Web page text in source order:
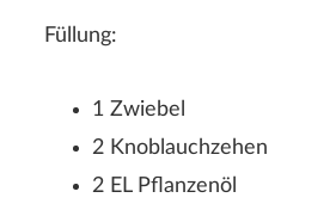
Füllung:
1 Zwiebel
2 Knoblauchzehen
2 EL Pflanzenöl